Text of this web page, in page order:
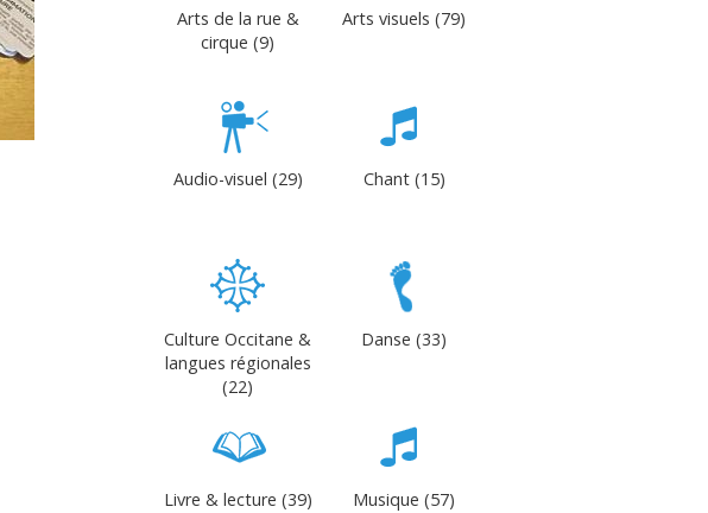
Arts de la rue &
cirque (9)
Arts visuels (79)
Audio-visuel (29) Chant (15)
Culture Occitane &
langues régionales
(22)
Danse (33)
Livre & lecture (39) Musique (57)